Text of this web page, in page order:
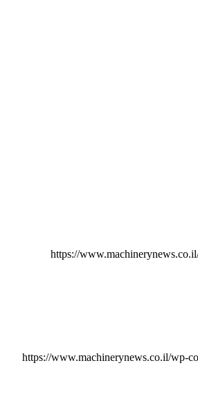
https://
https://www.machinerynews.co.il/wp-